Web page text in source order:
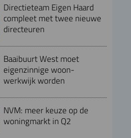
Directieteam Eigen Haard
compleet met twee nieuwe
directeuren
Baaibuurt West moet
eigenzinnige woon-
werkwijk worden
NVM: meer keuze op de
woningmarkt in Q2